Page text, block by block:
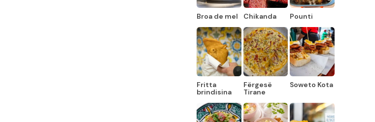
Broa de mel Chikanda Pounti
Fritta
brindisina
Fërgesë
Tirane
Soweto Kota